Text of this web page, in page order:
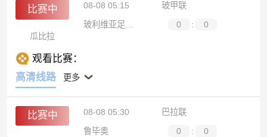
比赛中 08-08 05:15
玻甲联
玻利维亚足球学院
0 :
0
瓜比拉
观看比赛：
高清线路
更多
比赛中 08-08 05:30
巴拉联
鲁毕奥
0 :
0